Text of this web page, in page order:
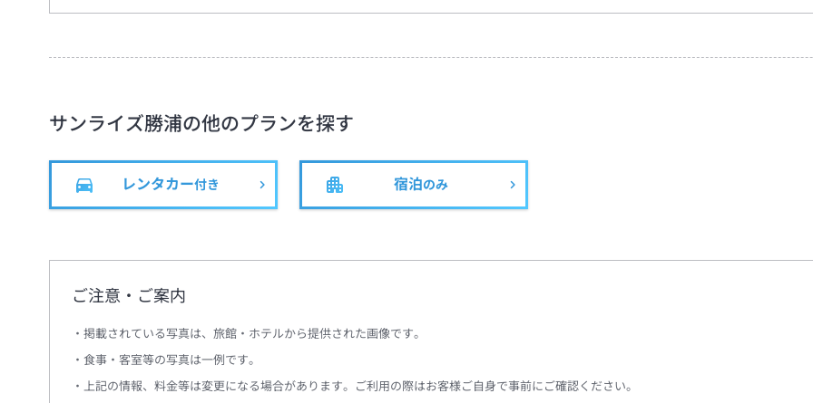
サンライズ勝浦の他のプランを探す
レンタカー付き 宿泊のみ
ご注意・ご案内
掲載されている写真は、旅館・ホテルから提供された画像です。
食事・客室等の写真は一例です。
上記の情報、料金等は変更になる場合があります。ご利用の際はお客様ご自身で事前にご確認ください。